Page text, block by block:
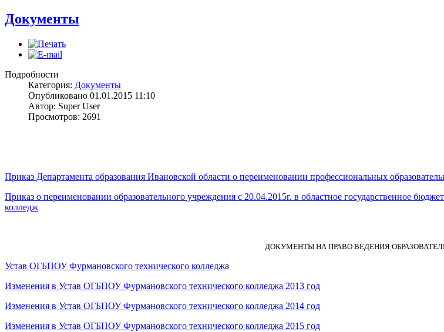
Документы
Подробности
Категория: Документы
Опубликовано 01.01.2015 11:10
Автор: Super User
Просмотров: 2691
Приказ Департамента образования Ивановской области о переименовании профессиональных
Приказ о переименовании образовательного учреждения с 20.04.2015г. в областное государственное
колледж
ДОКУМЕНТЫ НА ПРАВО ВЕДЕНИЯ
Устав ОГБПОУ Фурмановского технического колледжа
Изменения в Устав ОГБПОУ Фурмановского технического колледжа 2013 год
Изменения в Устав ОГБПОУ Фурмановского технического колледжа 2014 год
Изменения в Устав ОГБПОУ Фурмановского технического колледжа 2015 год